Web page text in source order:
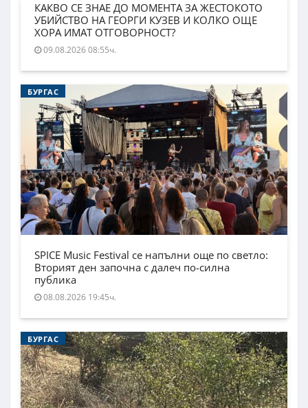
КАКВО СЕ ЗНАЕ ДО МОМЕНТА ЗА ЖЕСТОКОТО
УБИЙСТВО НА ГЕОРГИ КУЗЕВ И КОЛКО ОЩЕ
ХОРА ИМАТ ОТГОВОРНОСТ?
09.08.2026 08:55ч.
БУРГАС
SPICE Music Festival се напълни още по светло:
Вторият ден започна с далеч по-силна
публика
08.08.2026 19:45ч.
БУРГАС